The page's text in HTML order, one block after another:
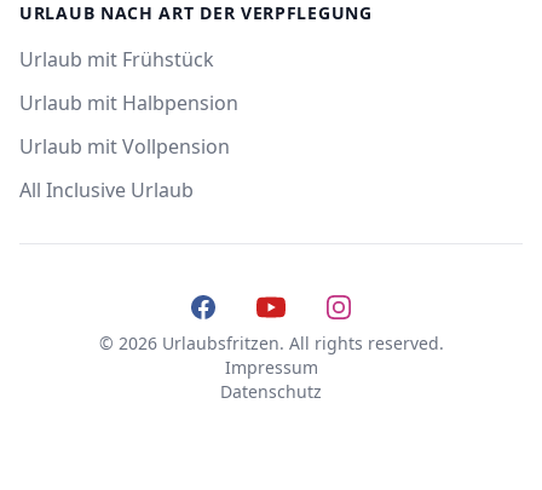
URLAUB NACH ART DER VERPFLEGUNG
Urlaub mit Frühstück
Urlaub mit Halbpension
Urlaub mit Vollpension
All Inclusive Urlaub
FacebookYouTubeInstagram
© 2026 Urlaubsfritzen. All rights reserved.
Impressum
Datenschutz